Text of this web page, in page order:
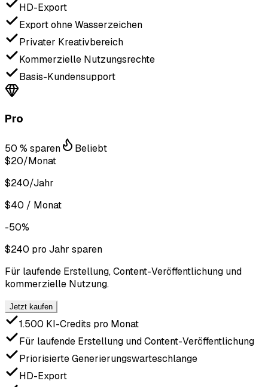
HD-Export
Export ohne Wasserzeichen
Privater Kreativbereich
Kommerzielle Nutzungsrechte
Basis-Kundensupport
Pro
50 % sparen
Beliebt
$20/Monat
$240/Jahr
$40 / Monat
-50%
$240 pro Jahr sparen
Für laufende Erstellung, Content-Veröffentlichung und
kommerzielle Nutzung.
Jetzt kaufen
1.500 KI-Credits pro Monat
Für laufende Erstellung und Content-Veröffentlichung
Priorisierte Generierungswarteschlange
HD-Export